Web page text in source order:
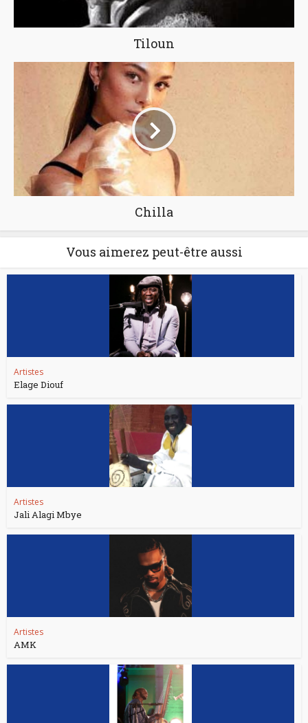
Tiloun
Chilla
Vous aimerez peut-être aussi
Artistes
Elage Diouf
Artistes
Jali Alagi Mbye
Artistes
AMK